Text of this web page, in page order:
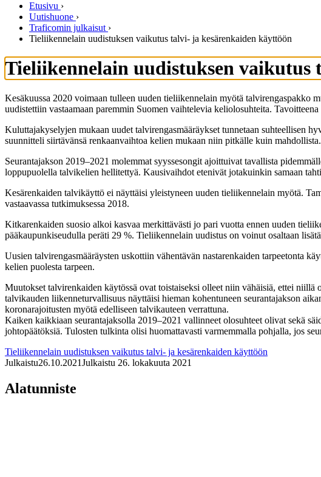
Etusivu ›
Uutishuone ›
Traficomin julkaisut ›
Tieliikennelain uudistuksen vaikutus talvi- ja kesärenkaiden käyttöön
Tieliikennelain uudistuksen vaikutus
Kesäkuussa 2020 voimaan tulleen uuden tieliikennelain myötä talvirengaspakko
uudistettiin vastaamaan paremmin Suomen vaihtelevia keliolosuhteita.
Kuluttajakyselyjen mukaan uudet talvirengasmääräykset tunnetaan suhteellisen
suunnitteli siirtävänsä renkaanvaihtoa kelien mukaan niin pitkälle kuin
Seurantajakson 2019–2021 molemmat syyssesongit ajoittuivat tavallista
loppupuolella talvikelien hellitettyä. Kausivaihdot etenivät jotakuinkin samaan
Kesärenkaiden talvikäyttö ei näyttäisi yleistyneen uuden tieliikennelain myötä.
vastaavassa tutkimuksessa 2018.
Kitkarenkaiden suosio alkoi kasvaa merkittävästi jo pari vuotta ennen uuden
pääkaupunkiseudulla peräti 29 %. Tieliikennelain uudistus on voinut osaltaan
Uusien talvirengasmääräysten uskottiin vähentävän nastarenkaiden tarpeetonta
kelien puolesta tarpeen.
Muutokset talvirenkaiden käytössä ovat toistaiseksi olleet niin vähäisiä, ettei
talvikauden liikenneturvallisuus näyttäisi hieman kohentuneen seurantajakson
koronarajoitusten myötä edelliseen talvikauteen verrattuna.
Kaiken kaikkiaan seurantajaksolla 2019–2021 vallinneet olosuhteet olivat sekä
johtopäätöksiä. Tulosten tulkinta olisi huomattavasti varmemmalla pohjalla, jos
Tieliikennelain uudistuksen vaikutus talvi- ja kesärenkaiden käyttöön
Julkaistu26.10.2021Julkaistu 26. lokakuuta 2021
Alatunniste